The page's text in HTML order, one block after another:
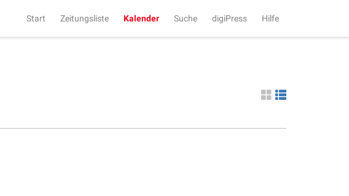
Start Zeitungsliste Kalender Suche digiPress Hilfe